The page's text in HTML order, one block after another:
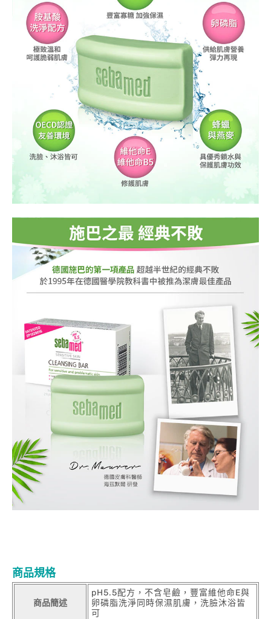
商品規格
商品簡述
pH5.5配方，不含皂鹼，豐富維他命E與
卵磷脂洗淨同時保濕肌膚，洗臉沐浴皆
可